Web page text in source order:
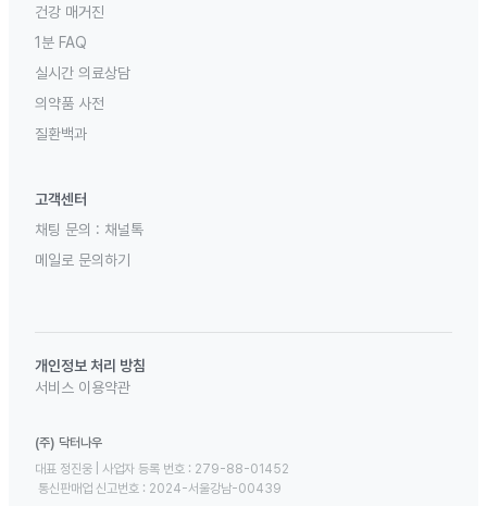
건강 매거진
1분 FAQ
실시간 의료상담
의약품 사전
질환백과
고객센터
채팅 문의 : 채널톡
메일로 문의하기
개인정보 처리 방침
서비스 이용약관
(주) 닥터나우
대표 정진웅 | 사업자 등록 번호 : 279-88-01452
통신판매업 신고번호 : 2024-서울강남-00439